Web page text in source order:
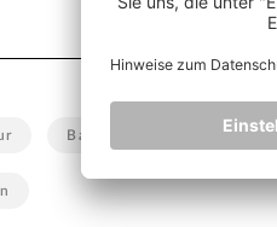
Bauausführung BIM